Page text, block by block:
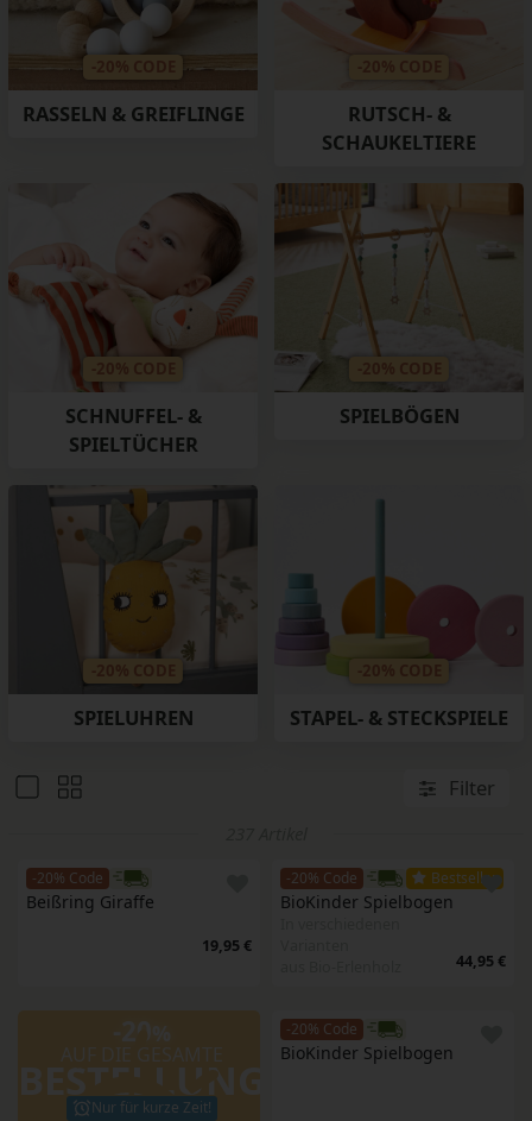
RASSELN & GREIFLINGE
RUTSCH- &
SCHAUKELTIERE
SCHNUFFEL- &
SPIELTÜCHER
SPIELBÖGEN
SPIELUHREN STAPEL- & STECKSPIELE
Filter
-20% Code
Beißring Giraffe
19,95 €
-20% Code Bestseller
BioKinder Spielbogen
44,95 €
BESTELLUNG
Nur für kurze Zeit!
-20% Code
BioKinder Spielbogen